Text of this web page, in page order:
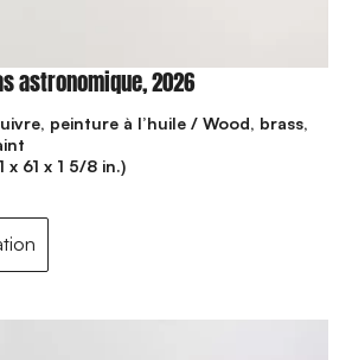
astronomique, 2026
peinture à l’huile / Wood, brass,
x 61 x 1 5/8 in.)